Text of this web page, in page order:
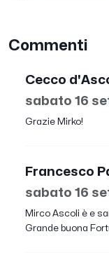
Commenti
Cecco
sabato 16
Grazie Mirko!
Francesco
sabato 16
Mirco Ascoli è e
Grande buona